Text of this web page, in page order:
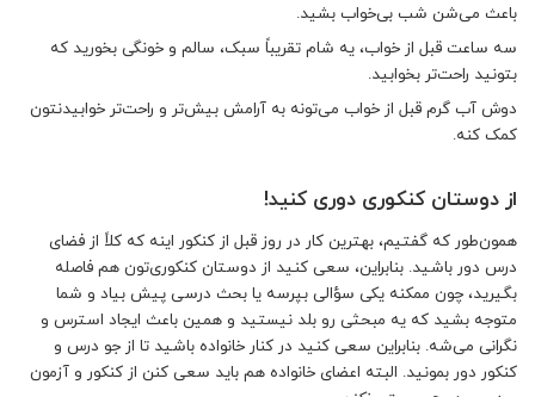
باعث می‌شن شب بی‌خواب بشید.
سه ساعت قبل از خواب، یه شام تقریباً سبک، سالم و خونگی بخورید که
بتونید راحت‌تر بخوابید.
دوش آب گرم قبل از خواب می‌تونه به آرامش بیش‌تر و راحت‌تر خوابیدنتون
کمک کنه.
از دوستان کنکوری‌ دوری کنید!
همون‌طور که گفتیم، بهترین کار در روز قبل از کنکور اینه که کلاً از فضای
درس دور باشید. بنابراین، سعی کنید از دوستان کنکوری‌‌تون هم فاصله
بگیرید، چون ممکنه یکی سؤالی بپرسه یا بحث درسی پیش بیاد و شما
متوجه بشید که یه مبحثی رو بلد نیستید و همین باعث ایجاد استرس و
نگرانی می‌شه. بنابراین سعی کنید در کنار خانواده باشید تا از جو درس و
کنکور دور بمونید. البته اعضای خانواده هم باید سعی کنن از کنکور و آزمون